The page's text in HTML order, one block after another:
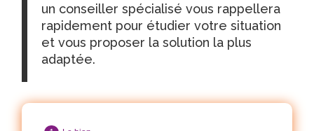
un conseiller spécialisé vous rappellera
rapidement pour étudier votre situation
et vous proposer la solution la plus
adaptée.